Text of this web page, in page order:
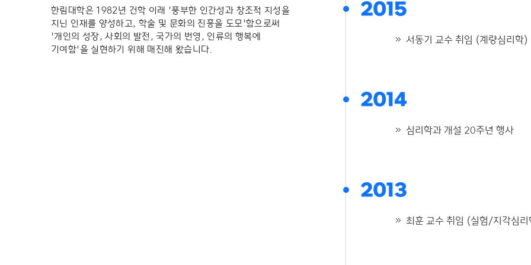
한림대학은 1982년 건학 이래 '풍부한 인간성과 창조적 지성을
지닌 인재를 양성하고, 학술 및 문화의 진흥을 도모'함으로써
'개인의 성장, 사회의 발전, 국가의 번영, 인류의 행복에
기여함'을 실현하기 위해 매진해 왔습니다.
2015
서동기 교수 취임 (계량심리학)
2014
심리학과 개설 20주년 행사
2013
최훈 교수 취임 (실험/지각심